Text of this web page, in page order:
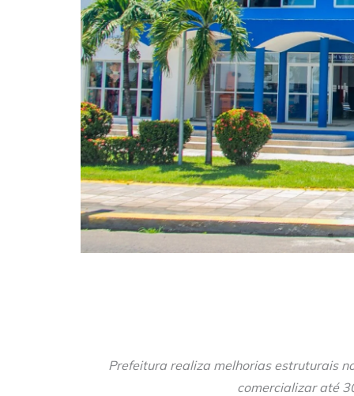
Prefeitura realiza melhorias estruturais
comercializar até